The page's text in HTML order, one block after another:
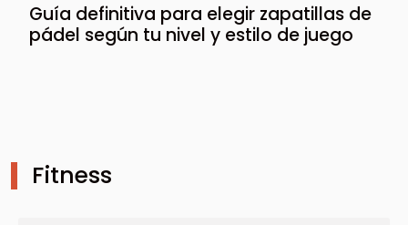
Guía definitiva para elegir zapatillas de
pádel según tu nivel y estilo de juego
Fitness